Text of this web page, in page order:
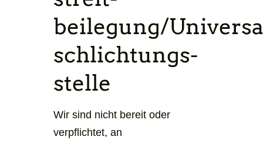
beilegung/
schlichtungs­
stelle
Wir sind nicht bereit oder
verpflichtet, an